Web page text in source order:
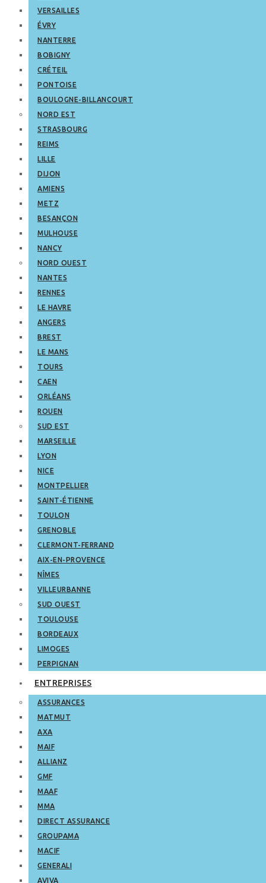
VERSAILLES
ÉVRY
NANTERRE
BOBIGNY
CRÉTEIL
PONTOISE
BOULOGNE-BILLANCOURT
NORD EST
STRASBOURG
REIMS
LILLE
DIJON
AMIENS
METZ
BESANÇON
MULHOUSE
NANCY
NORD OUEST
NANTES
RENNES
LE HAVRE
ANGERS
BREST
LE MANS
TOURS
CAEN
ORLÉANS
ROUEN
SUD EST
MARSEILLE
LYON
NICE
MONTPELLIER
SAINT-ÉTIENNE
TOULON
GRENOBLE
CLERMONT-FERRAND
AIX-EN-PROVENCE
NÎMES
VILLEURBANNE
SUD OUEST
TOULOUSE
BORDEAUX
LIMOGES
PERPIGNAN
ENTREPRISES
ASSURANCES
MATMUT
AXA
MAIF
ALLIANZ
GMF
MAAF
MMA
DIRECT ASSURANCE
GROUPAMA
MACIF
GENERALI
AVIVA